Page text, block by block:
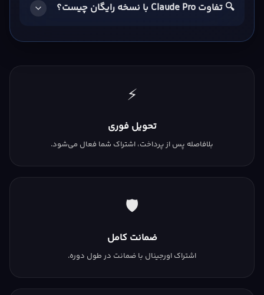
🔍 تفاوت Claude Pro با نسخه رایگان چیست؟
⚡
تحویل فوری
بلافاصله پس از پرداخت، اشتراک شما فعال می‌شود.
🛡️
ضمانت کامل
اشتراک اورجینال با ضمانت در طول دوره.